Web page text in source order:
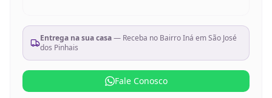
Entrega na sua casa— Receba no Bairro Iná em São José
dos Pinhais
Fale Conosco